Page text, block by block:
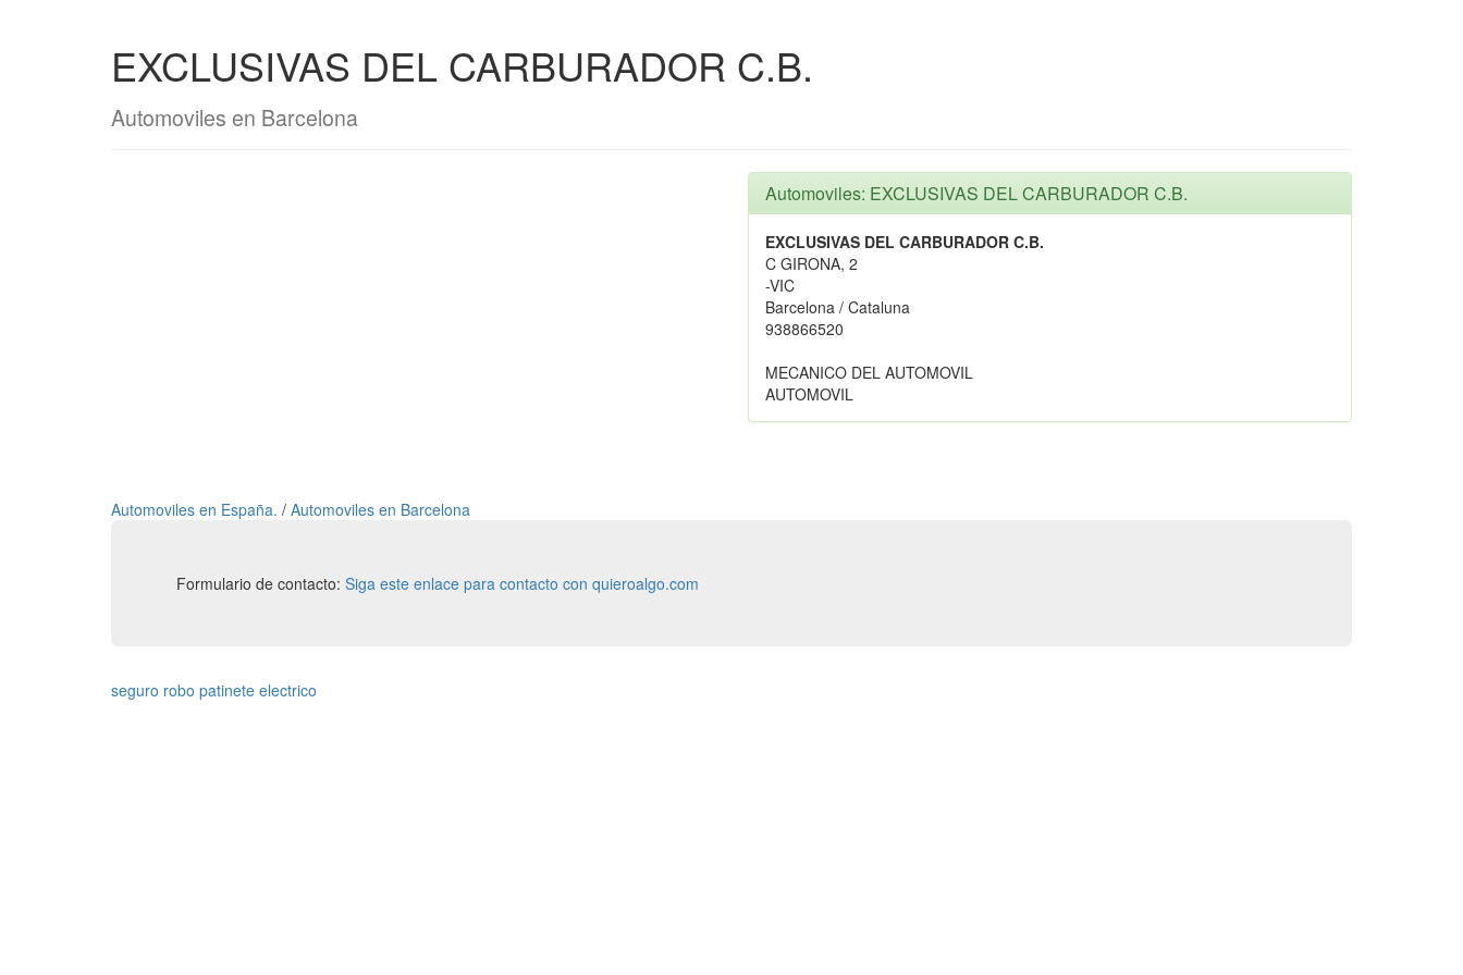
EXCLUSIVAS DEL CARBURADOR C.B.
Automoviles en Barcelona
Automoviles: EXCLUSIVAS DEL CARBURADOR C.B.
EXCLUSIVAS DEL CARBURADOR C.B.
C GIRONA, 2
-VIC
Barcelona / Cataluna
938866520
MECANICO DEL AUTOMOVIL
AUTOMOVIL
Automoviles en España. / Automoviles en Barcelona
Formulario de contacto: Siga este enlace para contacto con quieroalgo.com
seguro robo patinete electrico